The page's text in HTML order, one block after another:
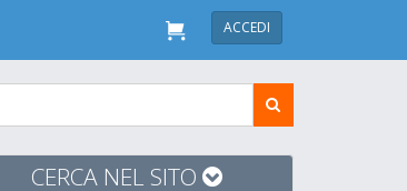
ACCEDI
CERCA NEL SITO